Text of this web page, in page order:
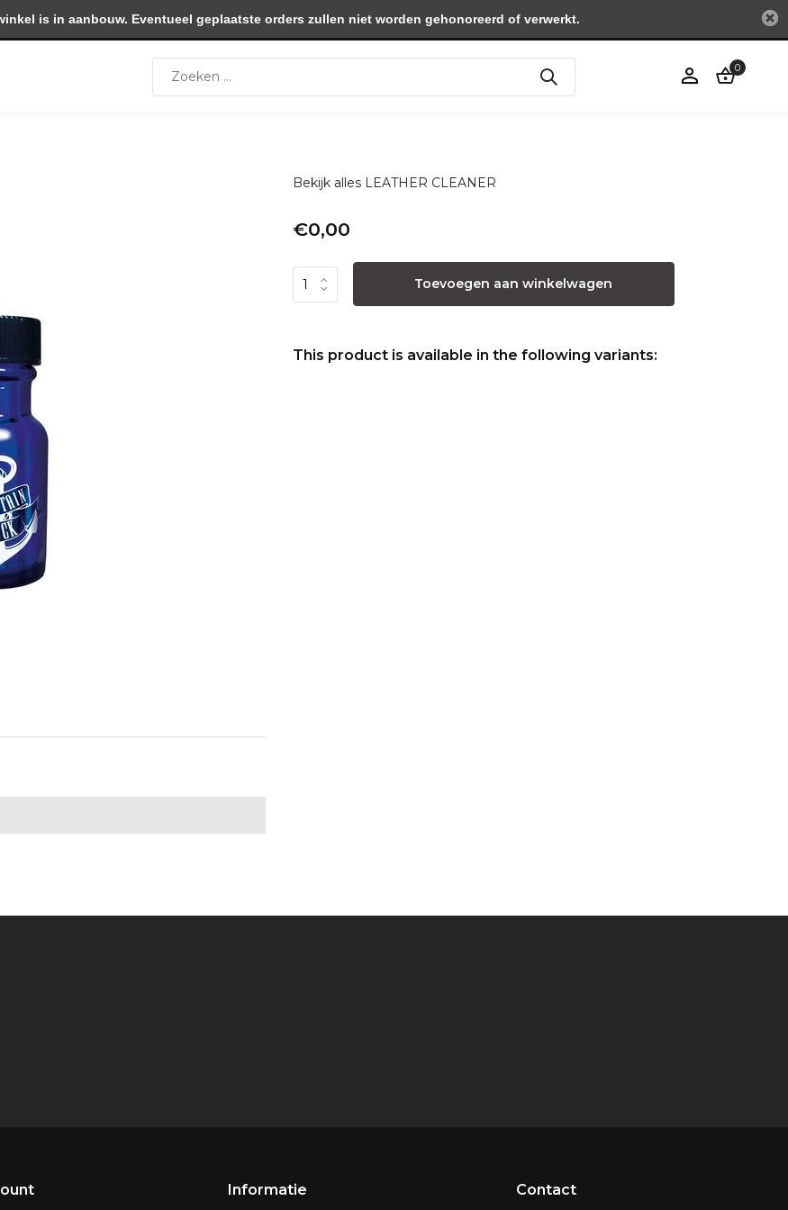
0
Bekijk alles LEATHER CLEANER
€0,00
Toevoegen aan winkelwagen
This product is available in the following variants:
Informatie Contact
is in aanbouw. Eventueel geplaatste orders zullen niet worden gehonoreerd of verwerkt.